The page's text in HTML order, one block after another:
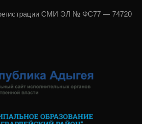
СМИ ЭЛ № ФС77 — 74720